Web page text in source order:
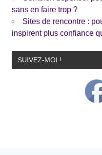
sans en faire trop ?
Sites de rencontre :
inspirent plus confiance
SUIVEZ-MOI !